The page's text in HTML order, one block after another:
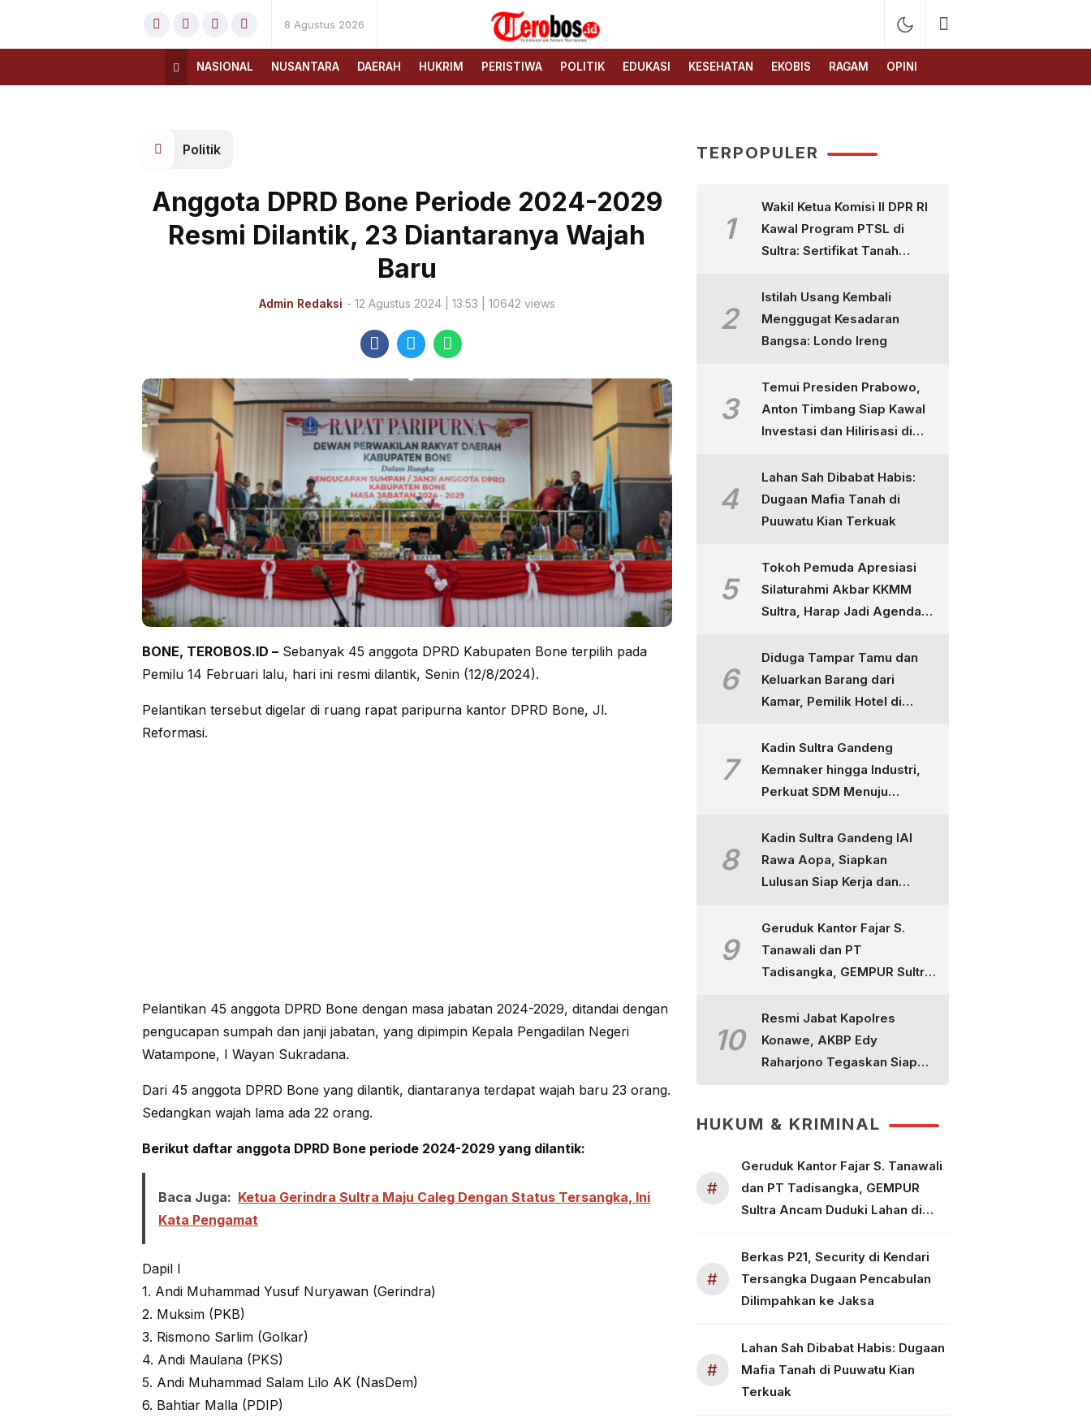
8 Agustus 2026
Terobos.id – Kabar terkini
dari Indonesia
Media siber yang
menyajikan berita terbaru
dan kabar terkini dari
NASIONAL NUSANTARA DAERAH HUKRIM PERISTIWA POLITIK EDUKASI KESEHATAN EKOBIS RAGAM OPINI
Politik
Anggota DPRD Bone Periode 2024-2029
Resmi Dilantik, 23 Diantaranya Wajah
Baru
Admin Redaksi - 12 Agustus 2024 | 13:53 | 10642 views
BONE, TEROBOS.ID – Sebanyak 45 anggota DPRD Kabupaten Bone terpilih pada
Pemilu 14 Februari lalu, hari ini resmi dilantik, Senin (12/8/2024).
Pelantikan tersebut digelar di ruang rapat paripurna kantor DPRD Bone, Jl.
Reformasi.
Pelantikan 45 anggota DPRD Bone dengan masa jabatan 2024-2029, ditandai dengan
pengucapan sumpah dan janji jabatan, yang dipimpin Kepala Pengadilan Negeri
Watampone, I Wayan Sukradana.
Dari 45 anggota DPRD Bone yang dilantik, diantaranya terdapat wajah baru 23 orang.
Sedangkan wajah lama ada 22 orang.
Berikut daftar anggota DPRD Bone periode 2024-2029 yang dilantik:
Baca Juga: Ketua Gerindra Sultra Maju Caleg Dengan Status Tersangka, Ini
Kata Pengamat
Dapil I
1. Andi Muhammad Yusuf Nuryawan (Gerindra)
2. Muksim (PKB)
3. Rismono Sarlim (Golkar)
4. Andi Maulana (PKS)
5. Andi Muhammad Salam Lilo AK (NasDem)
6. Bahtiar Malla (PDIP)
TERPOPULER
1
Wakil Ketua Komisi II DPR RI
Kawal Program PTSL di
Sultra: Sertifikat Tanah
Kertas
2
Istilah Usang Kembali
Menggugat Kesadaran
Bangsa: Londo Ireng
3
Temui Presiden Prabowo,
Anton Timbang Siap Kawal
Investasi dan Hilirisasi di
4
Lahan Sah Dibabat Habis:
Dugaan Mafia Tanah di
Puuwatu Kian Terkuak
5
Tokoh Pemuda Apresiasi
Silaturahmi Akbar KKMM
Sultra, Harap Jadi Agenda
6
Diduga Tampar Tamu dan
Keluarkan Barang dari
Kamar, Pemilik Hotel di
7
Kadin Sultra Gandeng
Kemnaker hingga Industri,
Perkuat SDM Menuju
8
Kadin Sultra Gandeng IAI
Rawa Aopa, Siapkan
Lulusan Siap Kerja dan
9
Geruduk Kantor Fajar S.
Tanawali dan PT
Tadisangka, GEMPUR Sultra
Puuwatu
10
Resmi Jabat Kapolres
Konawe, AKBP Edy
Raharjono Tegaskan Siap
HUKUM & KRIMINAL
#
Geruduk Kantor Fajar S. Tanawali
dan PT Tadisangka, GEMPUR
Sultra Ancam Duduki Lahan di
#
Berkas P21, Security di Kendari
Tersangka Dugaan Pencabulan
Dilimpahkan ke Jaksa
#
Lahan Sah Dibabat Habis: Dugaan
Mafia Tanah di Puuwatu Kian
Terkuak